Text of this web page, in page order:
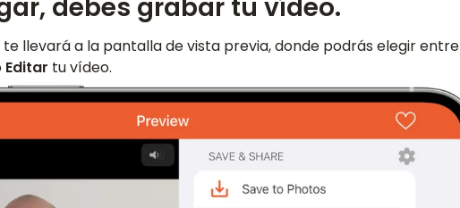
debes grabar tu vídeo.
te llevará a la pantalla de vista previa, donde podrás elegir entre
Editar tu vídeo.